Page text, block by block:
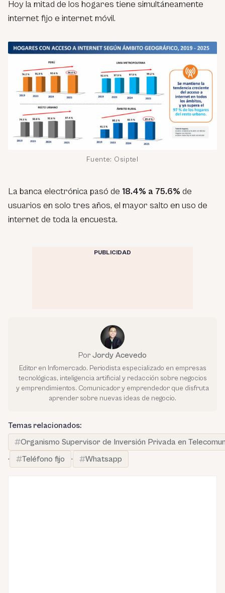
Hoy la mitad de los hogares tiene simultáneamente
internet fijo e internet móvil.
Fuente: Osiptel
La banca electrónica pasó de 18.4% a 75.6% de
usuarios en solo tres años, el mayor salto en uso de
internet de toda la encuesta.
PUBLICIDAD
Por Jordy Acevedo
Editor en Infomercado. Periodista especializado en empresas
tecnológicas, inteligencia artificial y redacción sobre negocios
y emprendimientos. Comunicador y emprendedor que disfruta
aprender sobre nuevas ideas de negocio.
Temas relacionados:
Organismo Supervisor de Inversión Privada en
·
Teléfono fijo · Whatsapp